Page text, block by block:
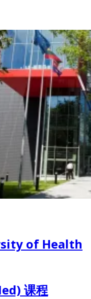
of Health
课程